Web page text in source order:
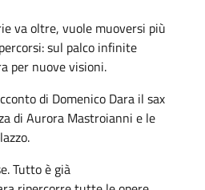
va oltre, vuole muoversi più
sul palco infinite
per nuove visioni.
di Domenico Dara il sax
di Aurora Mastroianni e le
Tutto è già